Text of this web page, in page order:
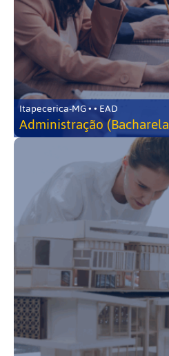
Itapecerica-MG • • EAD
Administração